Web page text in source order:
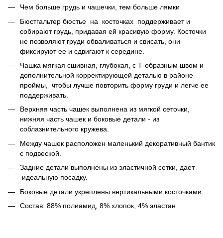
Чем больше грудь и чашечки, тем больше лямки
Бюстгальтер бюстье на косточках поддерживает и
собирают грудь, придавая ей красивую форму. Косточки
не позволяют груди обваливаться и свисать, они
фиксируют ее и сдвигают к середине.
Чашка мягкая сшивная, глубокая, с Т-образным швом и
дополнительной корректирующей деталью в районе
проймы, чтобы лучше повторить форму груди и легче ее
поддерживать.
Верхняя часть чашек выполнена из мягкой сеточки,
нижняя часть чашек и боковые детали - из
соблазнительного кружева.
Между чашек расположен маленький декоративный бантик
с подвеской.
Задние детали выполнены из эластичной сетки, дает
идеальную посадку.
Боковые детали укреплены вертикальными косточками.
Состав: 88% полиамид, 8% хлопок, 4% эластан